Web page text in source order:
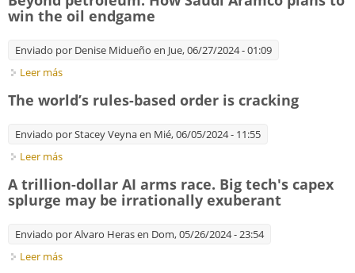
win the oil endgame
Enviado por Denise Midueño en Jue, 06/27/2024 - 01:09
Leer más
The world’s rules-based order is cracking
Enviado porStacey Veynaen Mié, 06/05/2024 - 11:55
Leer más
A trillion-dollar AI arms race. Big tech's capex
splurge may be irrationally exuberant
Enviado porAlvaro Herasen Dom, 05/26/2024 - 23:54
Leer más